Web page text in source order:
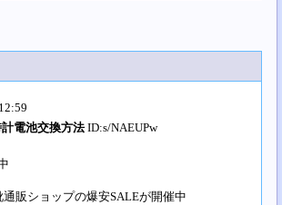
電池交換方法ID:s/NAEUPw
販ショップの爆安SALEが開催中